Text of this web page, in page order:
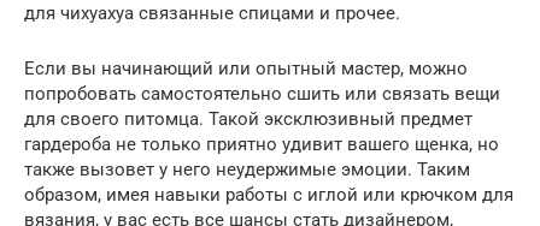
для чихуахуа связанные спицами и прочее.
Если вы начинающий или опытный мастер, можно
попробовать самостоятельно сшить или связать вещи
для своего питомца. Такой эксклюзивный предмет
гардероба не только приятно удивит вашего щенка, но
также вызовет у него неудержимые эмоции. Таким
образом, имея навыки работы с иглой или крючком для
вязания, у вас есть все шансы стать дизайнером,